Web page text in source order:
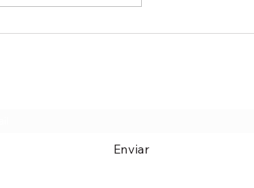
determinada largura de banda
Enviar